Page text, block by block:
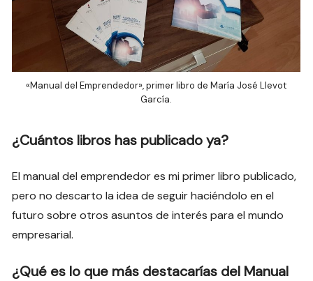
«Manual del Emprendedor», primer libro de María José Llevot
García.
¿Cuántos libros has publicado ya?
El manual del emprendedor es mi primer libro publicado,
pero no descarto la idea de seguir haciéndolo en el
futuro sobre otros asuntos de interés para el mundo
empresarial.
¿Qué es lo que más destacarías del Manual